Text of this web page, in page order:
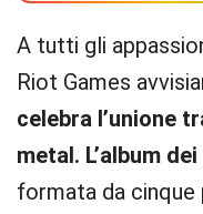
A tutti gli
Riot Games
celebra l’unione
metal. L’album
formata da cinque